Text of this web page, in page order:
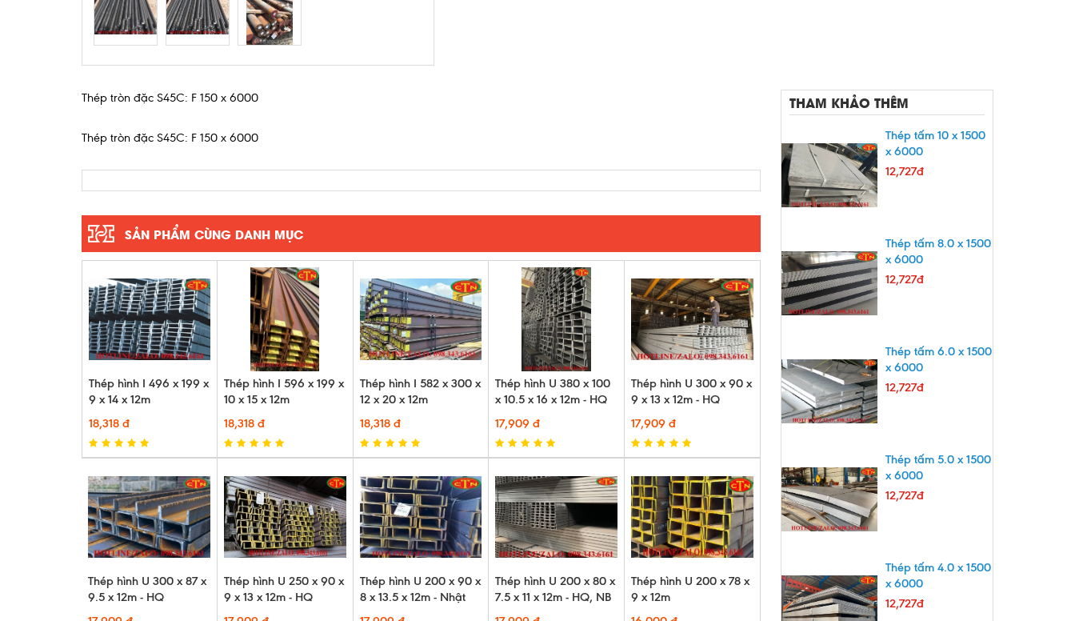
Thép tròn đặc S45C: F 150 x 6000
Thép tròn đặc S45C: F 150 x 6000
SẢN PHẨM CÙNG DANH MỤC
Thép hình I 496 x 199 x
9 x 14 x 12m
18,318 đ
Thép hình I 596 x 199 x
10 x 15 x 12m
18,318 đ
Thép hình I 582 x 300 x
12 x 20 x 12m
18,318 đ
Thép hình U 380 x 100
x 10.5 x 16 x 12m - HQ
17,909 đ
Thép hình U 300 x 90 x
9 x 13 x 12m - HQ
17,909 đ
Thép hình U 300 x 87 x
9.5 x 12m - HQ
Thép hình U 250 x 90 x
9 x 13 x 12m - HQ
Thép hình U 200 x 90 x
8 x 13.5 x 12m - Nhật
Thép hình U 200 x 80 x
7.5 x 11 x 12m - HQ, NB
Thép hình U 200 x 78 x
9 x 12m
THAM KHẢO THÊM
Thép tấm 10 x 1500
x 6000
12,727đ
Thép tấm 8.0 x 1500
x 6000
12,727đ
Thép tấm 6.0 x 1500
x 6000
12,727đ
Thép tấm 5.0 x 1500
x 6000
12,727đ
Thép tấm 4.0 x 1500
x 6000
12,727đ